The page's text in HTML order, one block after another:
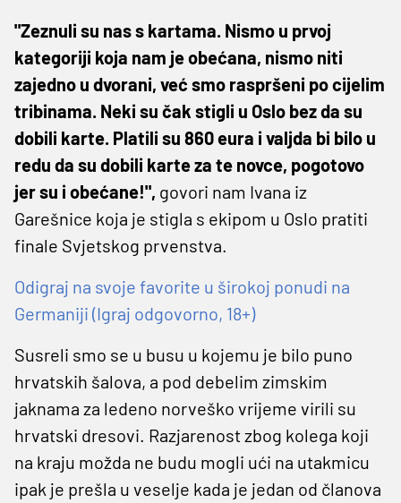
"Zeznuli su nas s kartama. Nismo u prvoj
kategoriji koja nam je obećana, nismo niti
zajedno u dvorani, već smo raspršeni po cijelim
tribinama. Neki su čak stigli u Oslo bez da su
dobili karte. Platili su 860 eura i valjda bi bilo u
redu da su dobili karte za te novce, pogotovo
jer su i obećane!", govori nam Ivana iz
Garešnice koja je stigla s ekipom u Oslo pratiti
finale Svjetskog prvenstva.
Odigraj na svoje favorite u širokoj ponudi na
Germaniji (Igraj odgovorno, 18+)
Susreli smo se u busu u kojemu je bilo puno
hrvatskih šalova, a pod debelim zimskim
jaknama za ledeno norveško vrijeme virili su
hrvatski dresovi. Razjarenost zbog kolega koji
na kraju možda ne budu mogli ući na utakmicu
ipak je prešla u veselje kada je jedan od članova